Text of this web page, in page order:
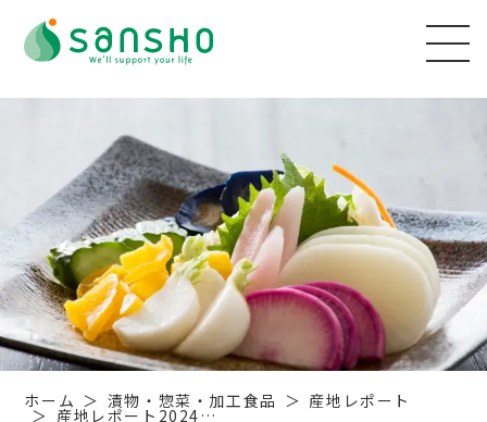
ホーム 漬物・惣菜・加工食品 産地レポート
産地レポート2024…